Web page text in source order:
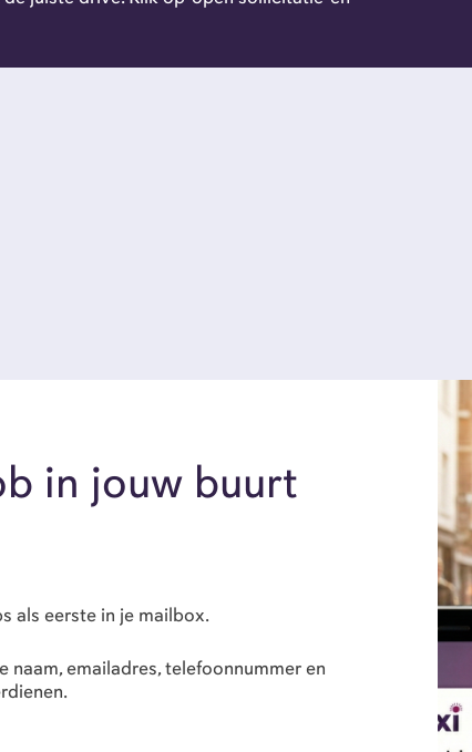
in jouw buurt
als eerste in je mailbox.
naam, emailadres, telefoonnummer en